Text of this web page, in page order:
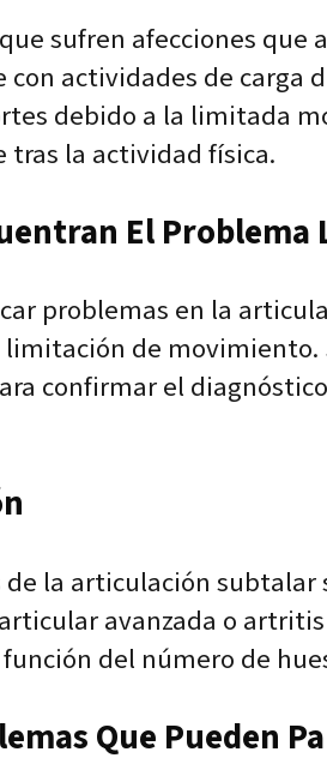
sufren afecciones
actividades de carga
debido a la limitada
tras la actividad física.
El Problema
problemas en la
de movimiento.
confirmar el
de la articulación
avanzada o
del número de
Que Pueden